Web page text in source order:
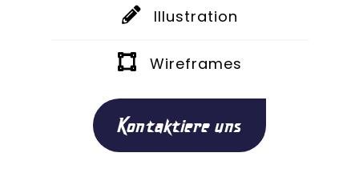
Illustration
Wireframes
Kontaktiere uns